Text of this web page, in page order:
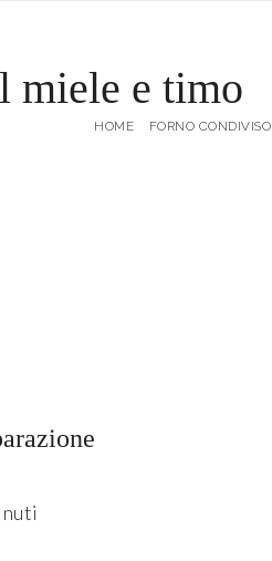
HOME FORNO CONDIVISO
miele e timo